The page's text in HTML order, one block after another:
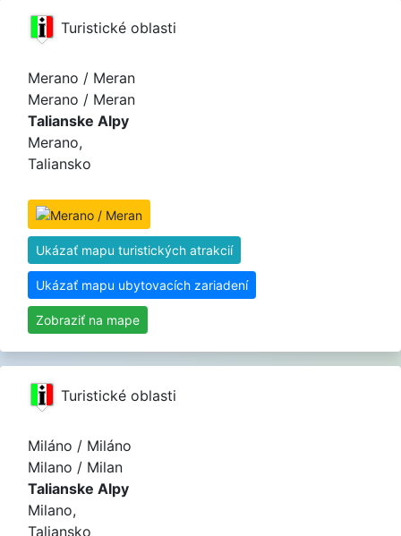
Turistické oblasti
Merano / Meran
Merano / Meran
Talianske Alpy
Merano,
Taliansko
Ukázať mapu turistických atrakcií
Ukázať mapu ubytovacích zariadení
Zobraziť na mape
Turistické oblasti
Miláno / Miláno
Milano / Milan
Talianske Alpy
Milano,
Taliansko